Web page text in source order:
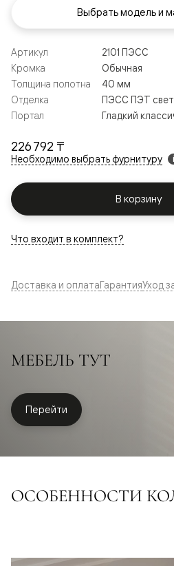
226 792 ₸
Необходимо выбрать фурнитуру i
В корзину
Артикул
2101 ПЭСС
Кромка
Обычная
Толщина полотна
40 мм
Отделка
ПЭСС ПЭТ
Портал
Гладкий
Что входит в комплект?
Выбрать модель и
Доставка и оплатаГарантияУход
МЕБЕЛЬ ТУТ
Перейти
ОСОБЕННОСТИ